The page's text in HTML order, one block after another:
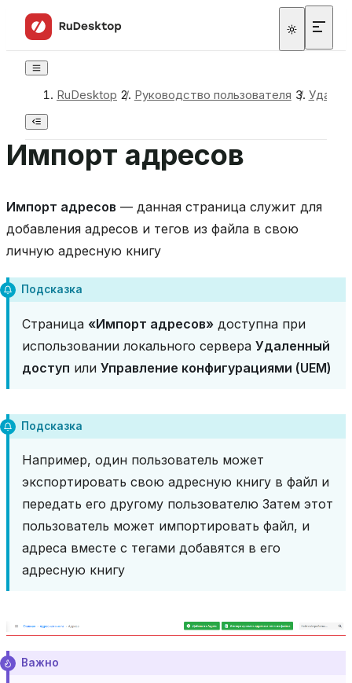
RuDesktop / Руководство пользователя /
Импорт адресов
Импорт адресов — данная страница служит для
добавления адресов и тегов из файла в свою
личную адресную книгу
Подсказка
Страница «Импорт адресов» доступна при
использовании локального сервера Удаленный
доступ или Управление конфигурациями (UEM)
Подсказка
Например, один пользователь может
экспортировать свою адресную книгу в файл и
передать его другому пользователю Затем этот
пользователь может импортировать файл, и
адреса вместе с тегами добавятся в его
адресную книгу
Важно